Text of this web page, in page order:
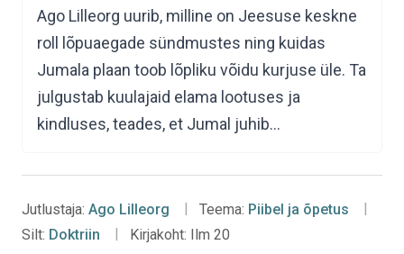
Ago Lilleorg uurib, milline on Jeesuse keskne
roll lõpuaegade sündmustes ning kuidas
Jumala plaan toob lõpliku võidu kurjuse üle. Ta
julgustab kuulajaid elama lootuses ja
kindluses, teades, et Jumal juhib…
Jutlustaja: Ago Lilleorg Teema: Piibel ja õpetus
Silt: Doktriin Kirjakoht: Ilm 20